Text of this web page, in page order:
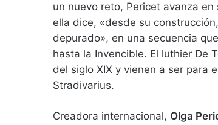
un nuevo reto, Pericet avanza
ella dice, «desde su
depurado», en una secuencia
hasta la Invencible. El luthier De
del siglo XIX y vienen a ser para
Stradivarius.
Creadora internacional, Olga